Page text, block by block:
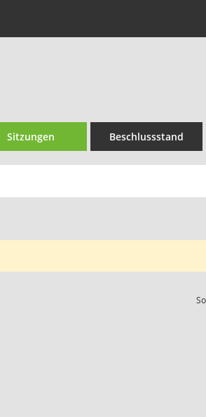
Sitzungen Beschlussstand